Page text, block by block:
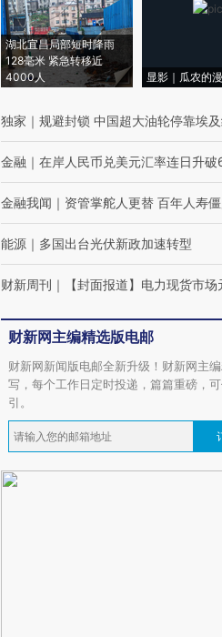
湖北宜昌局部短时降雨
128毫米 紧急转移近
4000人
显影｜瓜农的
独家 ｜ 规避封锁 中国超大油轮停靠埃
金融 ｜ 在岸人民币兑美元汇率连日升破
金融我闻 ｜ 资管掌舵人更替 百年人寿
能源 ｜ 多国出台光伏新政加速转型
财新周刊 ｜ 【封面报道】电力现货市
财新网主编精选版电邮
财新网新闻版电邮全新升级！财新网主
写，每个工作日定时投递，篇篇重磅，
引。